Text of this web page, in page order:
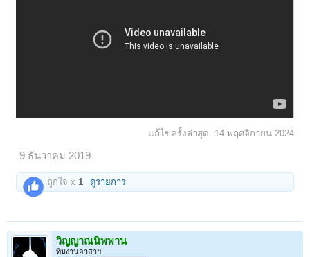
แก้ไขครั้งล่าสุด: 14 พฤศจิกายน 2024
9 ธันวาคม 2019
ถูกใจ x 1 ดูรายการ
วิญญาณนิพพาน
ทีมงานอาสาฯ